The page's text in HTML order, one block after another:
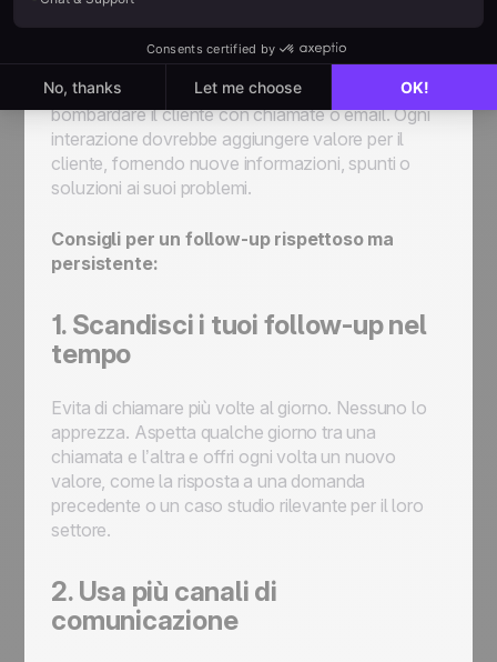
Una strategia di follow-up efficace prevede di
rimanere in contatto periodicamente senza
bombardare il cliente con chiamate o email. Ogni
interazione dovrebbe aggiungere valore per il
cliente, fornendo nuove informazioni, spunti o
soluzioni ai suoi problemi.
Consigli per un follow-up rispettoso ma
persistente:
1. Scandisci i tuoi follow-up nel
tempo
Evita di chiamare più volte al giorno. Nessuno lo
apprezza. Aspetta qualche giorno tra una
chiamata e l’altra e offri ogni volta un nuovo
valore, come la risposta a una domanda
precedente o un caso studio rilevante per il loro
settore.
2. Usa più canali di
comunicazione